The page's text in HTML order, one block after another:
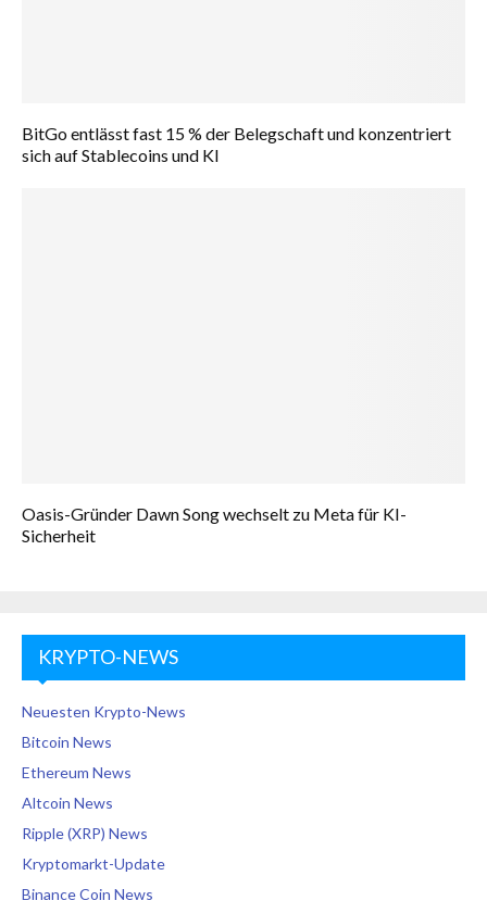
BitGo entlässt fast 15 % der Belegschaft und konzentriert
sich auf Stablecoins und KI
Oasis-Gründer Dawn Song wechselt zu Meta für KI-
Sicherheit
KRYPTO-NEWS
Neuesten Krypto-News
Bitcoin News
Ethereum News
Altcoin News
Ripple (XRP) News
Kryptomarkt-Update
Binance Coin News